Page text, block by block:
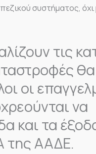
συστήματος, όχι
τις
οι
να
και τα
της ΑΑΔΕ.